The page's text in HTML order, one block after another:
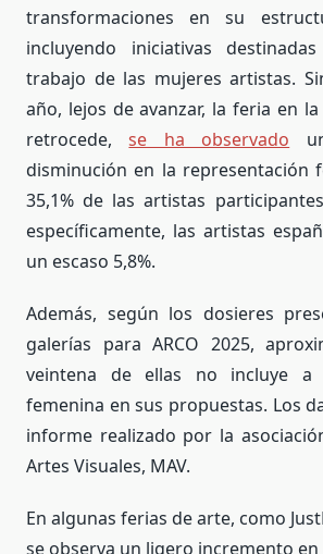
transformaciones en su
incluyendo iniciativas
trabajo de las mujeres artistas.
año, lejos de avanzar, la feria en
retrocede,se ha observado
disminución en la representación
35,1% de las artistas
específicamente, las artistas
un escaso 5,8%.
Además, según los dosieres
galerías para ARCO 2025,
veintena de ellas no incluye a
femenina en sus propuestas. Los
informe realizado por la
Artes Visuales, MAV.
En algunas ferias de arte, como
se observa un ligero incremento